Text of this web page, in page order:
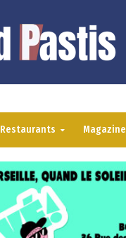
Restaurants Magazine